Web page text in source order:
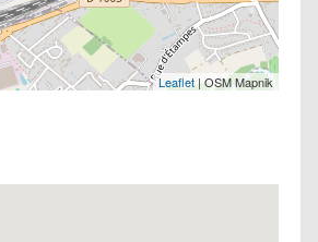
Leaflet| OSM Mapnik